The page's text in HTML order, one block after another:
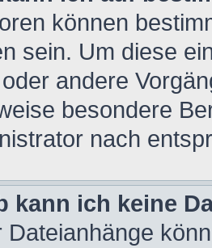
können
sein. Um diese
andere
besondere
nach
kann ich keine
Dateianhänge